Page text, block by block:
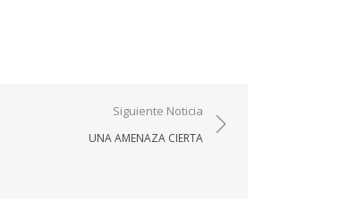
Siguiente Noticia
UNA AMENAZA CIERTA